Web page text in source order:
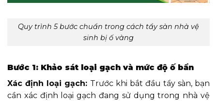
Quy trình 5 bước chuẩn trong cách tẩy sàn nhà vệ
sinh bị ố vàng
Bước 1: Khảo sát loại gạch và mức độ ố bẩn
Xác định loại gạch: Trước khi bắt đầu tẩy sàn, bạn
cần xác định loại gạch đang sử dụng trong nhà vệ